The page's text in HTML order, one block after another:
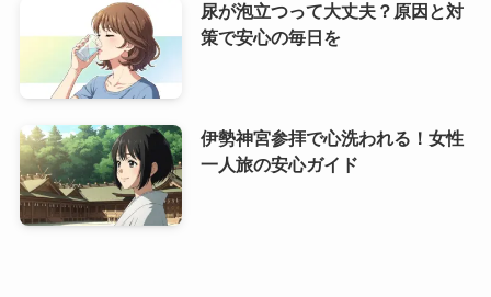
尿が泡立つって大丈夫？原因と対
策で安心の毎日を
伊勢神宮参拝で心洗われる！女性
一人旅の安心ガイド